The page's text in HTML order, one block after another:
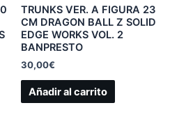
TRUNKS VER. A FIGURA 23
CM DRAGON BALL Z SOLID
EDGE WORKS VOL. 2
BANPRESTO
30,00€
Añadir al carrito